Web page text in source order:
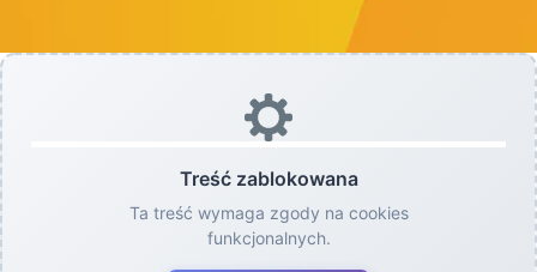
Treść zablokowana
Ta treść wymaga zgody na cookies
funkcjonalnych.